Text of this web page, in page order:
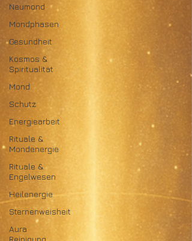
Neumond
Mondphasen
Gesundheit
Kosmos &
Spiritualität
Mond
Schutz
Energiearbeit
Rituale &
Mondenergie
Rituale &
Engelwesen
Heilenergie
Sternenweisheit
Aura
Reinigung